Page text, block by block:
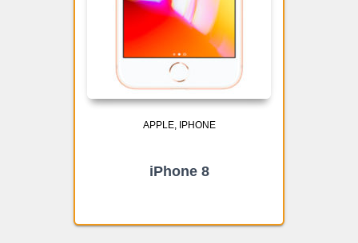
APPLE IPHONE
iPhone 8